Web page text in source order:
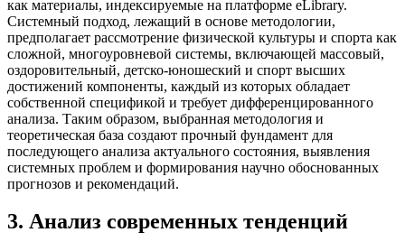
как материалы, индексируемые на платформе eLibrary.
Системный подход, лежащий в основе методологии,
предполагает рассмотрение физической культуры и спорта как
сложной, многоуровневой системы, включающей массовый,
оздоровительный, детско-юношеский и спорт высших
достижений компоненты, каждый из которых обладает
собственной спецификой и требует дифференцированного
анализа. Таким образом, выбранная методология и
теоретическая база создают прочный фундамент для
последующего анализа актуального состояния, выявления
системных проблем и формирования научно обоснованных
прогнозов и рекомендаций.
3. Анализ современных тенденций